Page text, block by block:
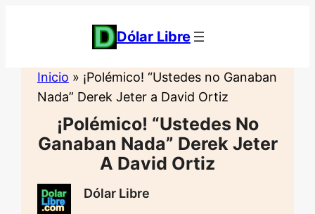
Dólar Libre
Inicio » ¡Polémico! “Ustedes no Ganaban
Nada” Derek Jeter a David Ortiz
¡Polémico! “Ustedes No
Ganaban Nada” Derek Jeter
A David Ortiz
Dólar Libre